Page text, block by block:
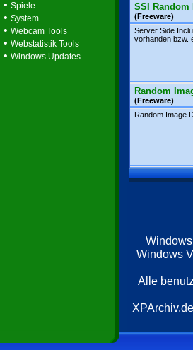
• Spiele
• System
• Webcam Tools
• Webstatistik Tools
• Windows Updates
SSI Random
(Freeware)
Server Side
vorhanden bzw.
Random
(Freeware)
Random Image
Windows
Alle